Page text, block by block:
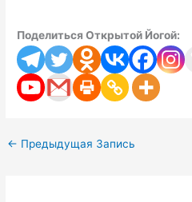
Поделиться Открытой Йогой:
← Предыдущая Запись